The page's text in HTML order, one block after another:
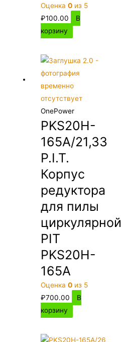
Оценка0 из 5
₽100.00
В
корзину
OnePower
PKS20H-
165A/21,33
P.I.T.
Корпус
редуктора
для пилы
циркулярной
PIT
PKS20H-
165A
Оценка0 из 5
₽700.00
В
корзину